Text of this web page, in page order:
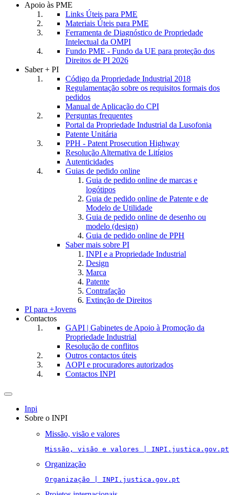
Apoio às PME
Links Úteis para PME
Materiais Úteis para PME
Ferramenta de Diagnóstico de Propriedade
Intelectual da OMPI
Fundo PME - Fundo da UE para proteção dos
Direitos de PI 2026
Saber + PI
Código da Propriedade Industrial 2018
Regulamentação sobre os requisitos formais dos
pedidos
Manual de Aplicação do CPI
Perguntas frequentes
Portal da Propriedade Industrial da Lusofonia
Patente Unitária
PPH - Patent Prosecution Highway
Resolução Alternativa de Litígios
Autenticidades
Guias de pedido online
Guia de pedido online de marcas e
logótipos
Guia de pedido online de Patente e de
Modelo de Utilidade
Guia de pedido online de desenho ou
modelo (design)
Guia de pedido online de PPH
Saber mais sobre PI
INPI e a Propriedade Industrial
Design
Marca
Patente
Contrafação
Extinção de Direitos
PI para +Jovens
Contactos
GAPI | Gabinetes de Apoio à Promoção da
Propriedade Industrial
Resolução de conflitos
Outros contactos úteis
AOPI e procuradores autorizados
Contactos INPI
Toggle
navigation
Inpi
Sobre o INPI
Missão, visão e valores
Missão, visão e valores | INPI.justica.gov.pt
Organização
Organização | INPI.justica.gov.pt